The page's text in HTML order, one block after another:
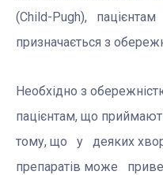
(Child-Pugh), пацієнтам
призначається з
Необхідно з
пацієнтам, що
тому, що у деяких
препаратів може